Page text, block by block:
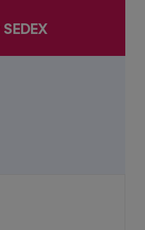
SEDEX